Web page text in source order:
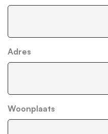
Adres
Woonplaats